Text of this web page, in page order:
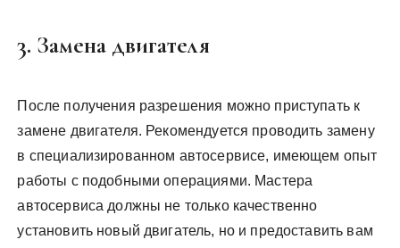
3. Замена двигателя
После получения разрешения можно приступать к
замене двигателя. Рекомендуется проводить замену
в специализированном автосервисе, имеющем опыт
работы с подобными операциями. Мастера
автосервиса должны не только качественно
установить новый двигатель, но и предоставить вам